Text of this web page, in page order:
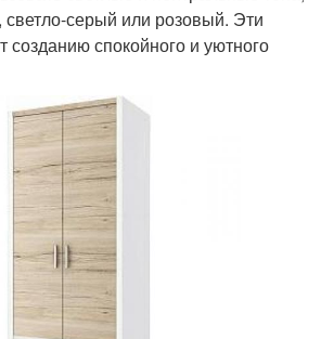
светло-серый или розовый. Эти
созданию спокойного и уютного